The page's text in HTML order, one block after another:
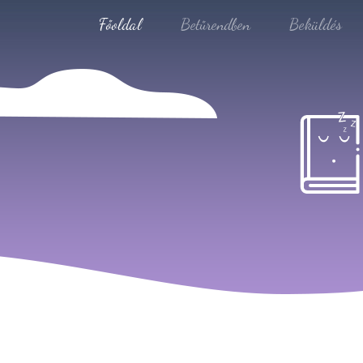
Főoldal Betűrendben Beküldés